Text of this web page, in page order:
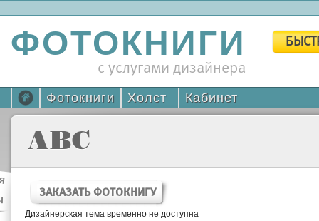
ФОТОКНИГИ
с услугами дизайнера
Фотокниги Холст Кабинет
ABC
ЗАКАЗАТЬ ФОТОКНИГУ
Дизайнерская тема временно не доступна